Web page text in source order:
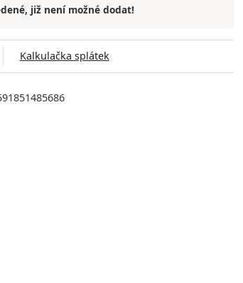
již není možné dodat!
Kalkulačka splátek